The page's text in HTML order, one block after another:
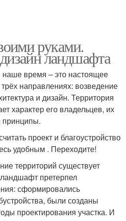
руками.
ландшафта
время – это настоящее
направлениях: возведение
и дизайн. Территория
характер его владельцев, их
принципы.
проект и благоустройство
удобным . Переходите!
территорий существует
претерпел
сформировались
были созданы
проектирования участка. И